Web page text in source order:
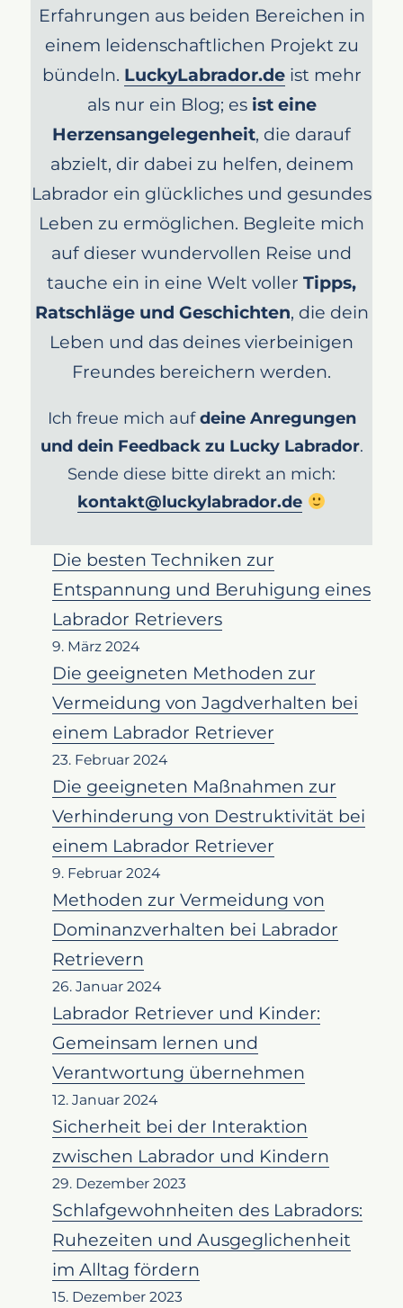
Erfahrungen aus beiden Bereichen in
einem leidenschaftlichen Projekt zu
bündeln. LuckyLabrador.deist mehr
als nur ein Blog; es ist eine
Herzensangelegenheit, die darauf
abzielt, dir dabei zu helfen, deinem
Labrador ein glückliches und gesundes
Leben zu ermöglichen. Begleite mich
auf dieser wundervollen Reise und
tauche ein in eine Welt voller Tipps,
Ratschläge und Geschichten, die dein
Leben und das deines vierbeinigen
Freundes bereichern werden.
Ich freue mich aufdeine Anregungen
und dein Feedback zu Lucky Labrador.
Sende diese bitte direkt an mich:
kontakt@luckylabrador.de
Die besten Techniken zur
Entspannung und Beruhigung eines
Labrador Retrievers
9. März 2024
Die geeigneten Methoden zur
Vermeidung von Jagdverhalten bei
einem Labrador Retriever
23. Februar 2024
Die geeigneten Maßnahmen zur
Verhinderung von Destruktivität bei
einem Labrador Retriever
9. Februar 2024
Methoden zur Vermeidung von
Dominanzverhalten bei Labrador
Retrievern
26. Januar 2024
Labrador Retriever und Kinder:
Gemeinsam lernen und
Verantwortung übernehmen
12. Januar 2024
Sicherheit bei der Interaktion
zwischen Labrador und Kindern
29. Dezember 2023
Schlafgewohnheiten des Labradors:
Ruhezeiten und Ausgeglichenheit
im Alltag fördern
15. Dezember 2023